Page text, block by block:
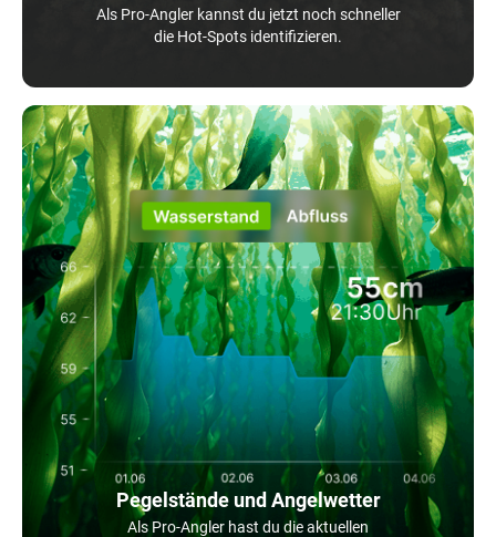
Als Pro-Angler kannst du jetzt noch schneller
die Hot-Spots identifizieren.
Pegelstände und Angelwetter
Als Pro-Angler hast du die aktuellen